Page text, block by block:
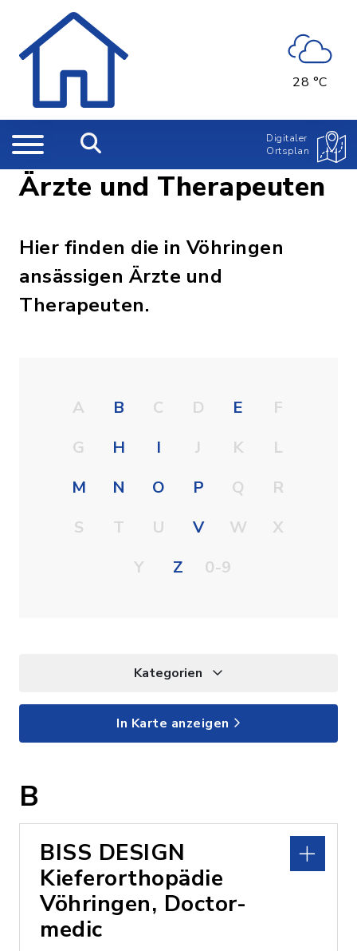
28 °C
Digitaler
Ortsplan
Ärzte und Therapeuten
Hier finden die in Vöhringen
ansässigen Ärzte und
Therapeuten.
A B C D E
F
G
H I J K
L
M
N O P Q
R
S
T U V W
X
Y
Z 0-9
Kategorien
In Karte anzeigen
B
BISS DESIGN
Kieferorthopädie
Vöhringen, Doctor-
medic